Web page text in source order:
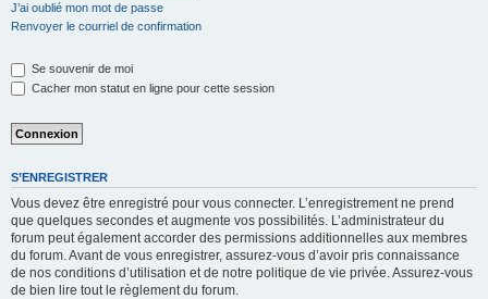
J’ai oublié mon mot de passe
Renvoyer le courriel de confirmation
Se souvenir de moi
Cacher mon statut en ligne pour cette session
S’ENREGISTRER
Vous devez être enregistré pour vous connecter. L’enregistrement ne prend
que quelques secondes et augmente vos possibilités. L’administrateur du
forum peut également accorder des permissions additionnelles aux membres
du forum. Avant de vous enregistrer, assurez-vous d’avoir pris connaissance
de nos conditions d’utilisation et de notre politique de vie privée. Assurez-vous
de bien lire tout le règlement du forum.